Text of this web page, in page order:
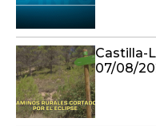
Castilla-
07/08/